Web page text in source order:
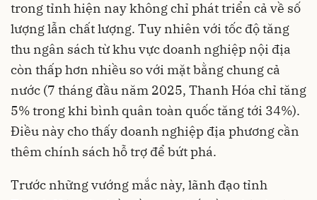
trong tỉnh hiện nay không chỉ phát triển cả về số
lượng lẫn chất lượng. Tuy nhiên với tốc độ tăng
thu ngân sách từ khu vực doanh nghiệp nội địa
còn thấp hơn nhiều so với mặt bằng chung cả
nước (7 tháng đầu năm 2025, Thanh Hóa chỉ tăng
5% trong khi bình quân toàn quốc tăng tới 34%).
Điều này cho thấy doanh nghiệp địa phương cần
thêm chính sách hỗ trợ để bứt phá.
Trước những vướng mắc này, lãnh đạo tỉnh